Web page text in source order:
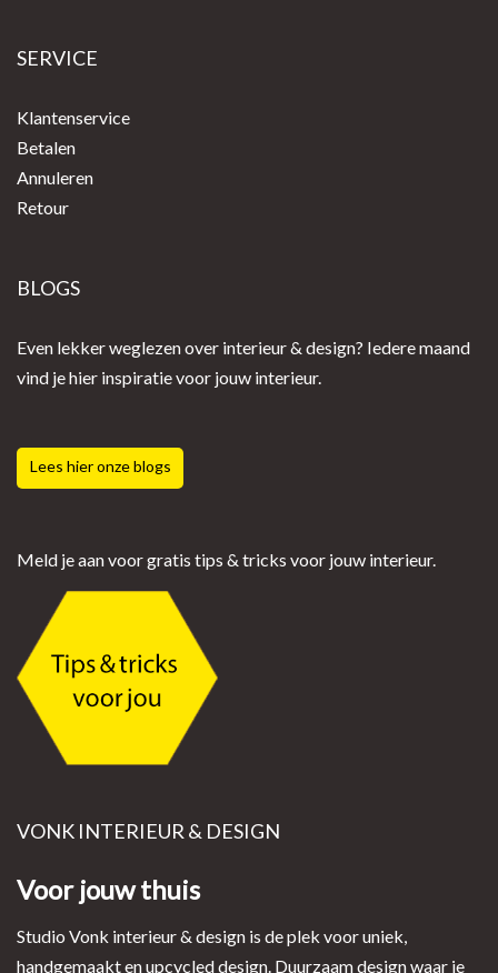
SERVICE
Klantenservice
Betalen
Annuleren
Retour
BLOGS
Even lekker weglezen over interieur & design? Iedere maand
vind je hier inspiratie voor jouw interieur.
Lees hier onze blogs
Meld je aan voor gratis tips & tricks voor jouw interieur.
VONK INTERIEUR & DESIGN
Voor jouw thuis
Studio Vonk interieur & design is de plek voor uniek,
handgemaakt en upcycled design. Duurzaam design waar je